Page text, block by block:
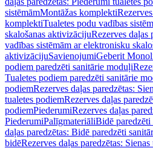
sistēmāmMontāžas komplekti
komplektiTualetes podu vadības
skalošanas aktivizācijuRezerves daļas
vadības sistēmām ar elektronisku
aktivizācijuSavienojumiGeberit
podiem paredzēti sanitārie moduļi
Tualetes podiem paredzēti sanitārie
podiemRezerves daļas paredzētas:
tualetes podiemRezerves daļas
podiemPiederumiRezerves daļas
PiederumiPalīgmateriāliBidē
daļas paredzētas: Bidē paredzēti
bidēRezerves daļas paredzētas: